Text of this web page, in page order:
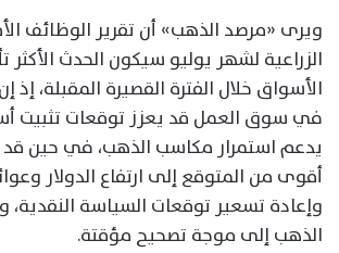
ويرى «مرصد الذهب» أن تقرير الوظائف
الزراعية لشهر يوليو سيكون الحدث الأكثر
الأسواق خلال الفترة القصيرة المقبلة،
في سوق العمل قد يعزز توقعات تثبيت
يدعم استمرار مكاسب الذهب، في حين قد
أقوى من المتوقع إلى ارتفاع الدولار
وإعادة تسعير توقعات السياسة
الذهب إلى موجة تصحيح مؤقتة.